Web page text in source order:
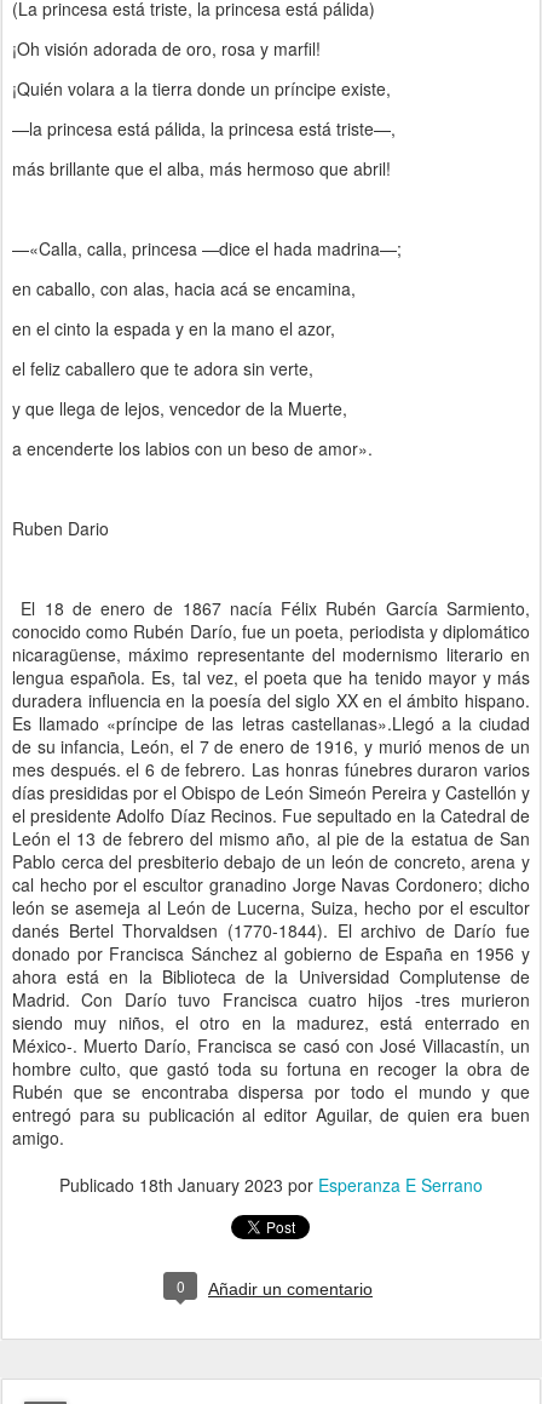
(La princesa está triste, la princesa está pálida)
¡Oh visión adorada de oro, rosa y marfil!
¡Quién volara a la tierra donde un príncipe existe,
—la princesa está pálida, la princesa está triste—,
más brillante que el alba, más hermoso que abril!
—«Calla, calla, princesa —dice el hada madrina—;
en caballo, con alas, hacia acá se encamina,
en el cinto la espada y en la mano el azor,
el feliz caballero que te adora sin verte,
y que llega de lejos, vencedor de la Muerte,
a encenderte los labios con un beso de amor».
Ruben Dario
El 18 de enero de 1867 nacía Félix Rubén García Sarmiento,
conocido como Rubén Darío, fue un poeta, periodista y diplomático
nicaragüense, máximo representante del modernismo literario en
lengua española. Es, tal vez, el poeta que ha tenido mayor y más
duradera influencia en la poesía del siglo XX en el ámbito hispano.
Es llamado «príncipe de las letras castellanas».Llegó a la ciudad
de su infancia, León, el 7 de enero de 1916, y murió menos de un
mes después. el 6 de febrero. Las honras fúnebres duraron varios
días presididas por el Obispo de León Simeón Pereira y Castellón y
el presidente Adolfo Díaz Recinos. Fue sepultado en la Catedral de
León el 13 de febrero del mismo año, al pie de la estatua de San
Pablo cerca del presbiterio debajo de un león de concreto, arena y
cal hecho por el escultor granadino Jorge Navas Cordonero; dicho
león se asemeja al León de Lucerna, Suiza, hecho por el escultor
danés Bertel Thorvaldsen (1770-1844). El archivo de Darío fue
donado por Francisca Sánchez al gobierno de España en 1956 y
ahora está en la Biblioteca de la Universidad Complutense de
Madrid. Con Darío tuvo Francisca cuatro hijos -tres murieron
siendo muy niños, el otro en la madurez, está enterrado en
México-. Muerto Darío, Francisca se casó con José Villacastín, un
hombre culto, que gastó toda su fortuna en recoger la obra de
Rubén que se encontraba dispersa por todo el mundo y que
entregó para su publicación al editor Aguilar, de quien era buen
amigo.
Publicado 18th January 2023 por Esperanza E Serrano
0 Añadir un comentario